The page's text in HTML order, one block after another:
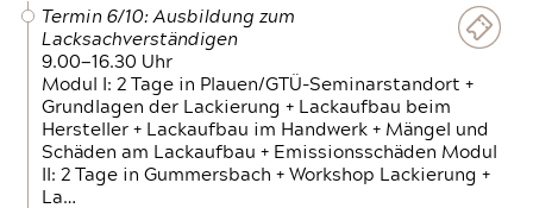
Termin 6/10: Ausbildung zum
Lacksachverständigen
9.00—16.30 Uhr
Modul I: 2 Tage in Plauen/GTÜ-Seminarstandort +
Grundlagen der Lackierung + Lackaufbau beim
Hersteller + Lackaufbau im Handwerk + Mängel und
Schäden am Lackaufbau + Emissionsschäden Modul
II: 2 Tage in Gummersbach + Workshop Lackierung +
La…